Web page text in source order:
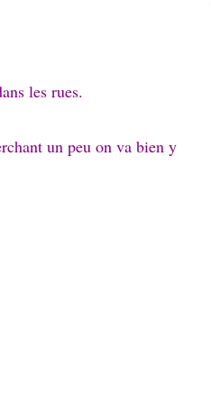
les rues.
un peu on va bien y